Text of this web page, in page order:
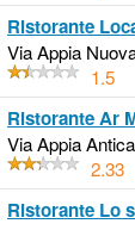
Ristorante
Via Appia
1.5
Ristorante Ar
Via Appia
2.33
Ristorante Lo